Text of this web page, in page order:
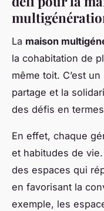
La maison
la cohabitation de
même toit. C’est
partage et la
des défis en termes
En effet, chaque
et habitudes de
des espaces qui
en favorisant la
exemple, les